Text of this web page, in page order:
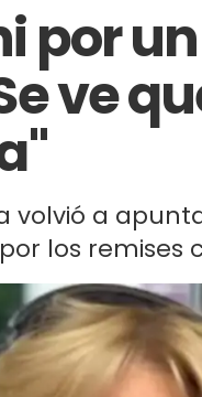
por
ve
volvió a
los remises